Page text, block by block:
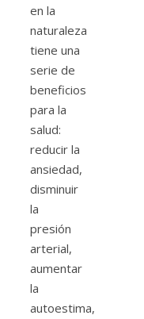
en la
naturaleza
tiene una
serie de
beneficios
para la
salud:
reducir la
ansiedad,
disminuir
la
presión
arterial,
aumentar
la
autoestima,